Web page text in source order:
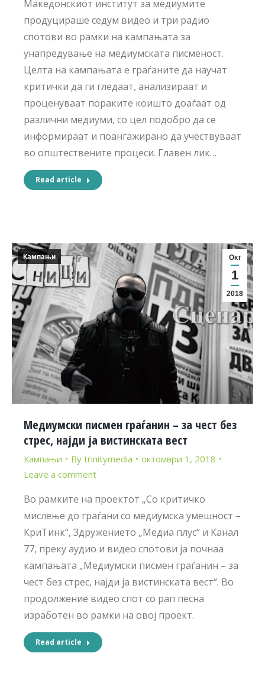
Македонскиот институт за медиумите
продуцираше седум видео и три радио
спотови во рамки на кампањата за
унапредување на медиумската писменост.
Целта на кампањата е граѓаните да научат
критички да ги гледаат, анализираат и
проценуваат пораките коишто доаѓаат од
различни медиуми, со цел подобро да се
информираат и поангажирано да учествуваат
во општествените процеси. Главен лик…
Read article
Окт
1
2018
Кампањи
Медиумски писмен граѓанин – за чест без
стрес, најди ја вистинската вест
Кампањи By trinitymedia
октомври 1, 2018
Leave a comment
Во рамките на проектот „Со критичко
мислење до граѓани со медиумска умешност –
КриТинк“, Здружението „Медиа плус“ и Канал
77, преку аудио и видео спотови ја почнаа
кампањата „Медиумски писмен граѓанин – за
чест без стрес, најди ја вистинската вест“. Во
продолжение видео спот со рап песна
изработен во рамки на овој проект.
Read article